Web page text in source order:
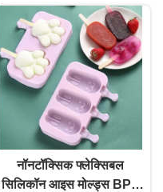
नॉनटॉक्सिक फ्लेक्सिबल
सिलिकॉन आइस मोल्ड्स BPA